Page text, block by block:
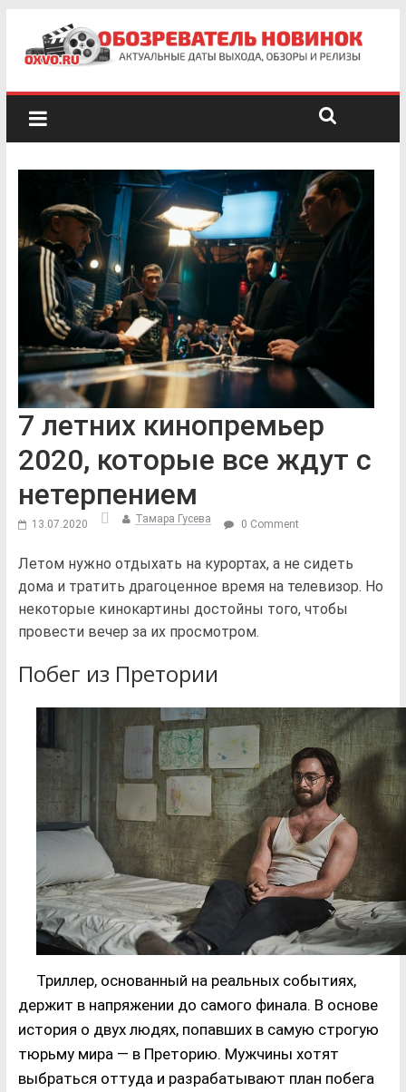
7 летних кинопремьер
2020, которые все ждут с
нетерпением
13.07.2020 Тамара Гусева 0 Comment
Летом нужно отдыхать на курортах, а не сидеть
дома и тратить драгоценное время на телевизор. Но
некоторые кинокартины достойны того, чтобы
провести вечер за их просмотром.
Побег из Претории
Триллер, основанный на реальных событиях,
держит в напряжении до самого финала. В основе
история о двух людях, попавших в самую строгую
тюрьму мира — в Преторию. Мужчины хотят
выбраться оттуда и разрабатывают план побега